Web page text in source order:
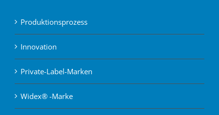
Produktionsprozess
Innovation
Private-Label-Marken
Widex® -Marke